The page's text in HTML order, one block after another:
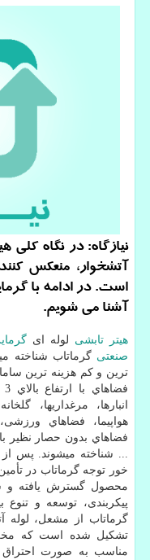
نیازگاه: در نگاه كلی
آتشخوار، منعكس
است. در ادامه با
آشنا می شویم.
هیتر تابشی لوله ای
صنعتی گرماتاب شناخته
ترین و کم هزینه ترین
انبارها، مرغداريها،
هواپیما، فضاهاي
فضاهاي بدون حصار نظیر
خور توجه گرماتاب در
محصول گسترش یافته و
پیکربندی، توسعه و
گرماتاب از مشعل، لوله
تشکیل شده است كه
مناسب به صورت